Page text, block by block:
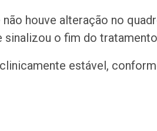
houve alteração no
sinalizou o fim do
estável,